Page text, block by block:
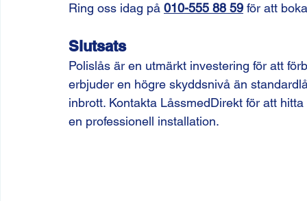
Ring oss idag på 010-555 88 59 för att
Slutsats
Polislås är en utmärkt investering för att
erbjuder en högre skyddsnivå än
inbrott. Kontakta LåssmedDirekt för att
en professionell installation.